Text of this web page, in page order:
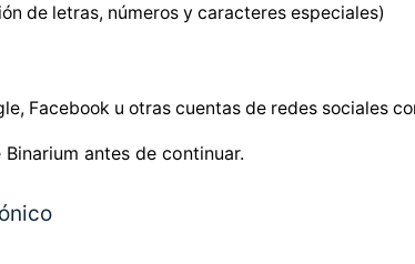
de letras, números y caracteres especiales)
Facebook u otras cuentas de redes sociales
Binarium antes de continuar.